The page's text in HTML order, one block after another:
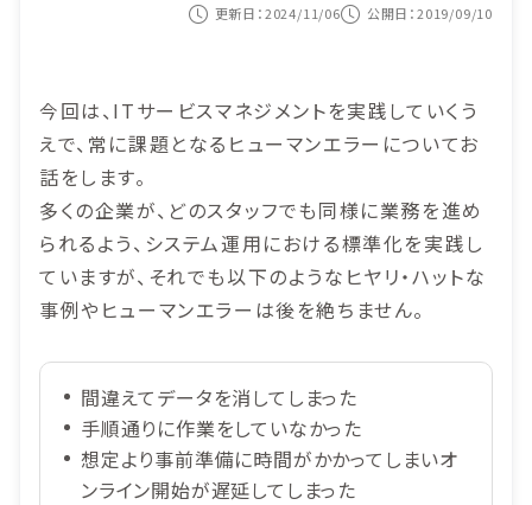
更新日：2024/11/06 公開日：2019/09/10
今回は、ITサービスマネジメントを実践していくう
えで、常に課題となるヒューマンエラーについてお
話をします。
多くの企業が、どのスタッフでも同様に業務を進め
られるよう、システム運用における標準化を実践し
ていますが、それでも以下のようなヒヤリ・ハットな
事例やヒューマンエラーは後を絶ちません。
間違えてデータを消してしまった
手順通りに作業をしていなかった
想定より事前準備に時間がかかってしまいオ
ンライン開始が遅延してしまった